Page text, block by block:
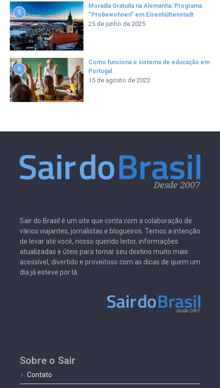
5
Moradia Gratuita na Alemanha: Programa
“Probewohnen” em Eisenhüttenstadt
25 de junho de 2025
6
Como funciona o sistema de educação em
Portugal
15 de agosto de 2022
Sair do Brasil é um site que conta com a colaboração de
vários viajantes, jornalistas e blogueiros. Temos a intenção
de levar até você, nosso querido leitor, informações
atualizadas e úteis para tornar seu destino muito mais
acessível, divertido e proveitoso com as dicas de quem um
dia já esteve por lá.
Sobre o Sair
Contato